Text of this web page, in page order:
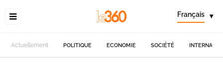
Français ▾
Actuellement POLITIQUE ECONOMIE SOCIÉTÉ